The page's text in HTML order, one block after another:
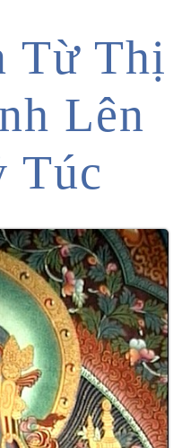
Từ Thị
Lên
Túc